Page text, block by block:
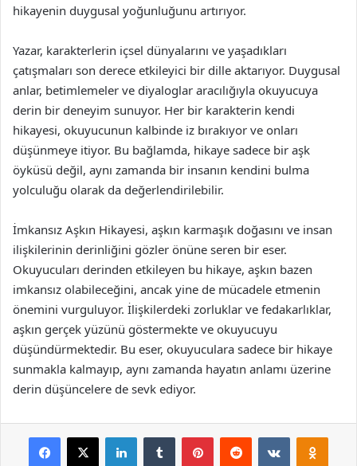
hikayenin duygusal yoğunluğunu artırıyor.
Yazar, karakterlerin içsel dünyalarını ve yaşadıkları
çatışmaları son derece etkileyici bir dille aktarıyor. Duygusal
anlar, betimlemeler ve diyaloglar aracılığıyla okuyucuya
derin bir deneyim sunuyor. Her bir karakterin kendi
hikayesi, okuyucunun kalbinde iz bırakıyor ve onları
düşünmeye itiyor. Bu bağlamda, hikaye sadece bir aşk
öyküsü değil, aynı zamanda bir insanın kendini bulma
yolculuğu olarak da değerlendirilebilir.
İmkansız Aşkın Hikayesi, aşkın karmaşık doğasını ve insan
ilişkilerinin derinliğini gözler önüne seren bir eser.
Okuyucuları derinden etkileyen bu hikaye, aşkın bazen
imkansız olabileceğini, ancak yine de mücadele etmenin
önemini vurguluyor. İlişkilerdeki zorluklar ve fedakarlıklar,
aşkın gerçek yüzünü göstermekte ve okuyucuyu
düşündürmektedir. Bu eser, okuyuculara sadece bir hikaye
sunmakla kalmayıp, aynı zamanda hayatın anlamı üzerine
derin düşüncelere de sevk ediyor.
Facebook
X LinkedInTumblr PinterestReddit VKontakte